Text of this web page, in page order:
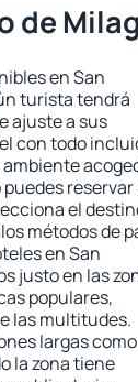
de
en San
turista tendrá
ajuste a sus
con todo
reservar
el
métodos de
en San
justo en las
populares,
las multitudes.
largas como
la zona tiene